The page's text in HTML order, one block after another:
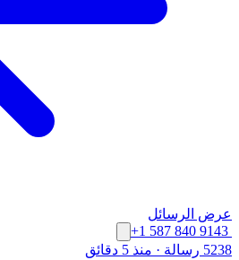
عرض الرسائل
+1 587 840 9143
5238 رسالة
· منذ 5 دقائق